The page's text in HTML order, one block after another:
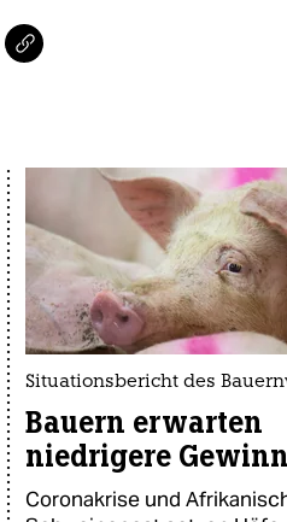
Situationsbericht des
Bauern erwarten
niedrigere
Coronakrise und